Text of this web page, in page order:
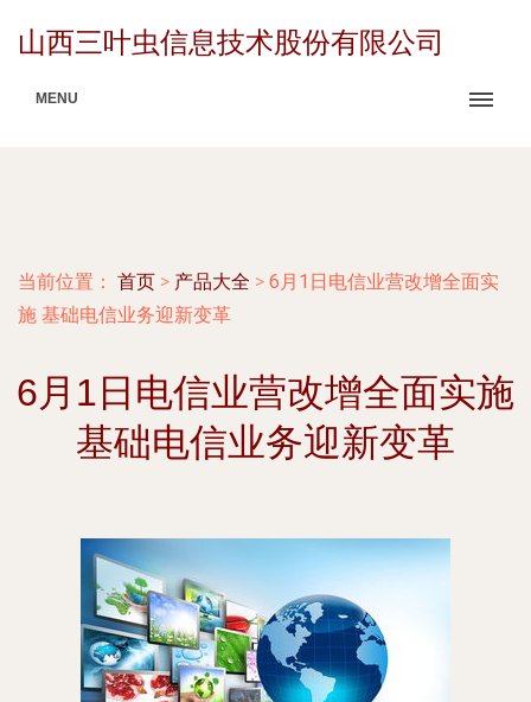
山西三叶虫信息技术股份有限公司
MENU
当前位置： 首页 > 产品大全 > 6月1日电信业营改增全面实
施 基础电信业务迎新变革
6月1日电信业营改增全面实施
基础电信业务迎新变革